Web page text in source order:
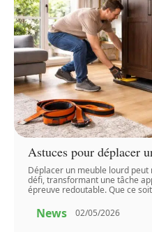
Astuces pour déplacer
Déplacer un meuble lourd
défi, transformant une tâche
épreuve redoutable. Que ce
News 02/05/2026